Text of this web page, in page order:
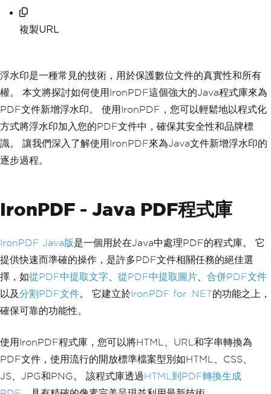
複製URL
浮水印是一種常見的技術，用於保護數位文件的真實性和所有
權。 本文將探討如何使用IronPDF這個強大的Java程式庫來為
PDF文件新增浮水印。 使用IronPDF，您可以輕鬆地以程式化
方式將浮水印加入您的PDF文件中，確保其安全性和品牌標
識。 讓我們深入了解使用IronPDF來為Java文件新增浮水印的
逐步過程。
IronPDF - Java PDF程式庫
IronPDF Java版是一個用於在Java中處理PDF的程式庫。 它
提供快速而準確的操作，是許多PDF文件相關任務的絕佳選
擇，如從PDF中提取文字 從PDF中提取圖片
合併PDF文件
以及分割PDF文件。 它建立於IronPDF for .NET的功能之上，
確保可靠的功能性。
使用IronPDF程式庫，您可以將HTML、URL和字串轉換為
PDF文件，使用流行的開放標準檔案型別如HTML、CSS、
JS、JPG和PNG。 該程式庫透過HTML到PDF轉換生成